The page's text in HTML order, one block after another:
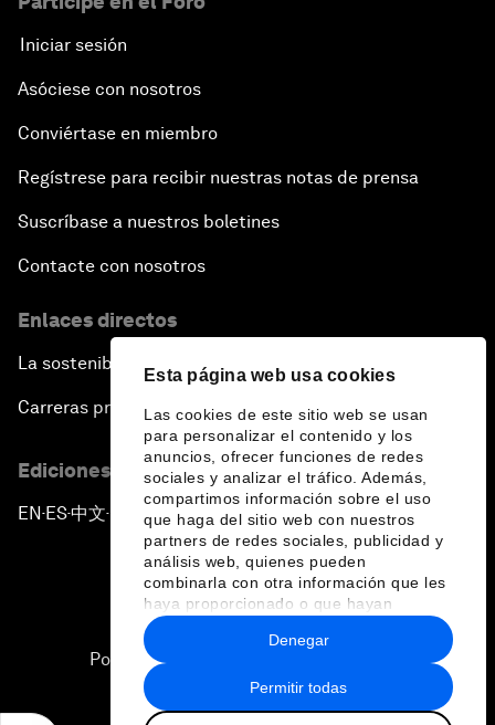
Esta página web usa cookies
Las cookies de este sitio web se usan
para personalizar el contenido y los
anuncios, ofrecer funciones de redes
sociales y analizar el tráfico. Además,
compartimos información sobre el uso
que haga del sitio web con nuestros
partners de redes sociales, publicidad y
análisis web, quienes pueden
combinarla con otra información que les
haya proporcionado o que hayan
recopilado a partir del uso que haya
hecho de sus servicios.
Permitir todas
Denegar
Iniciar sesión
Asóciese con nosotros
Conviértase en miembro
Regístrese para recibir nuestras notas de prensa
Suscríbase a nuestros boletines
Contacte con nosotros
Enlaces directos
La sostenibilidad en el Foro
Carreras profesionales
Ediciones en otros idiomas
EN ▪ ES▪中文▪ 日本語
Política de privacidad y normas de uso